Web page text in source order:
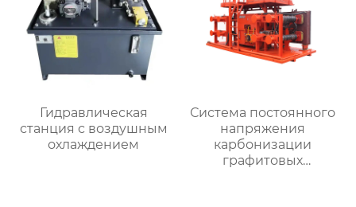
Гидравлическая
станция с воздушным
охлаждением
Система постоянного
напряжения
карбонизации
графитовых